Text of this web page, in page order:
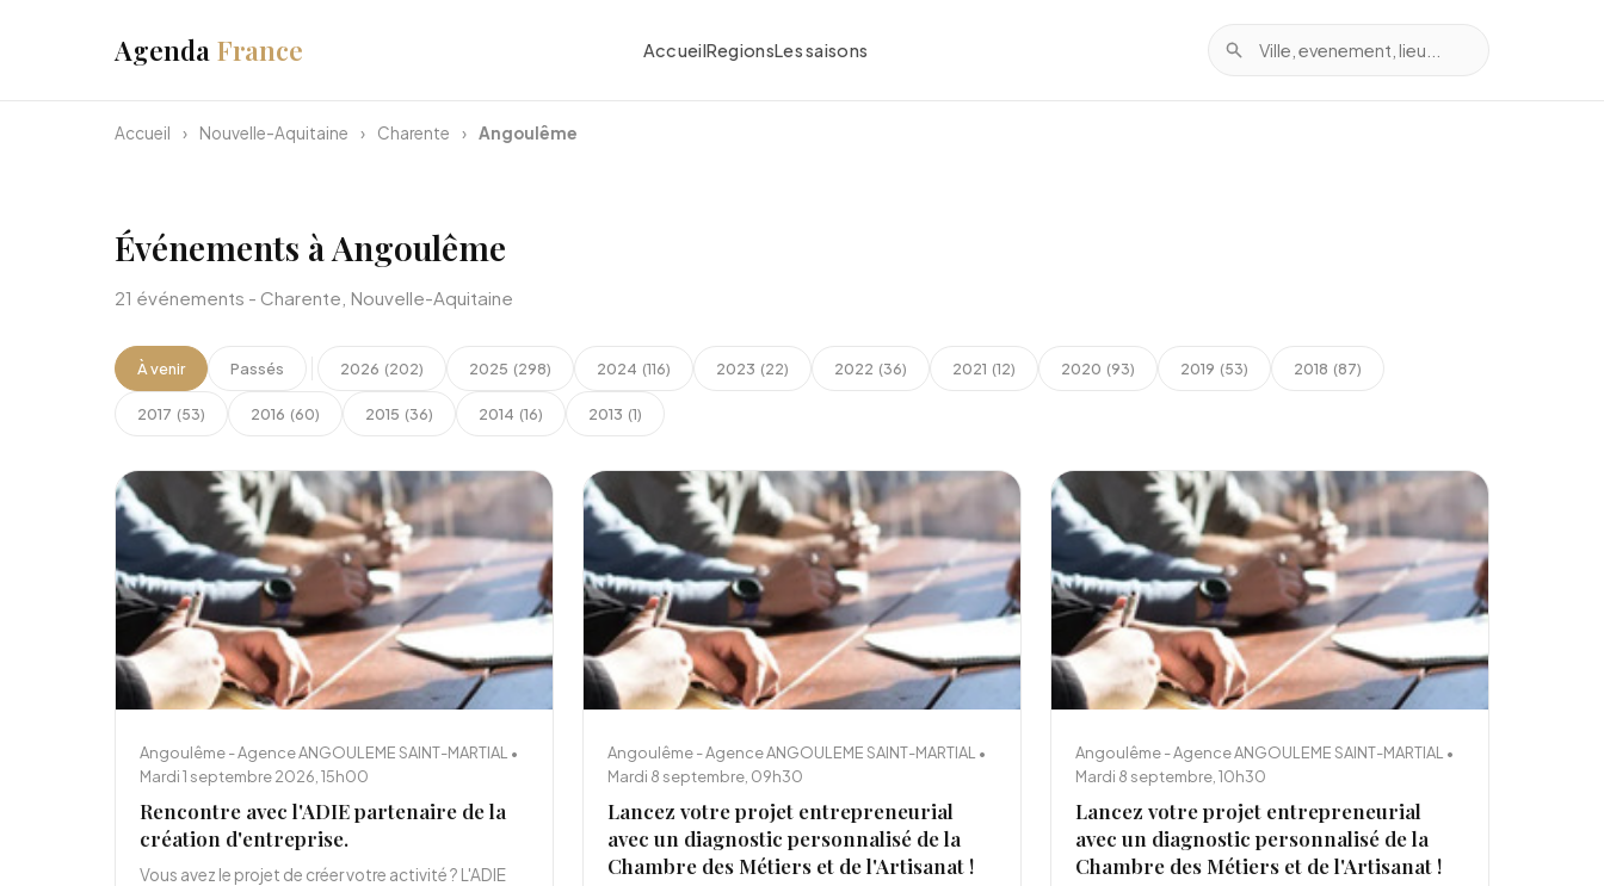
Agenda France AccueilRegionsLes saisons
Accueil › Nouvelle-Aquitaine › Charente › Angoulême
Événements à Angoulême
21 événements - Charente, Nouvelle-Aquitaine
À venir Passés 2026 (202) 2025 (298) 2024 (116) 2023 (22) 2022 (36) 2021 (12) 2020 (93) 2019 (53) 2018 (87)
2017 (53) 2016 (60) 2015 (36) 2014 (16) 2013 (1)
Angoulême - Agence ANGOULEME SAINT-MARTIAL •
Mardi 1 septembre 2026, 15h00
Rencontre avec l'ADIE partenaire de la
création d'entreprise.
Vous avez le projet de créer votre activité ? L'ADIE
Angoulême - Agence ANGOULEME SAINT-MARTIAL •
Mardi 8 septembre, 09h30
Lancez votre projet entrepreneurial
avec un diagnostic personnalisé de la
Chambre des Métiers et de l'Artisanat !
Angoulême - Agence ANGOULEME SAINT-MARTIAL •
Mardi 8 septembre, 10h30
Lancez votre projet entrepreneurial
avec un diagnostic personnalisé de la
Chambre des Métiers et de l'Artisanat !